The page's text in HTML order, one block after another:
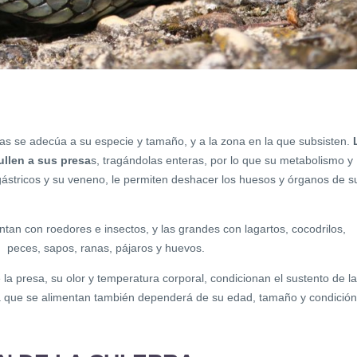
se adecúa a su especie y tamaño, y a la zona en la que subsisten.
a sus presas, tragándolas enteras, por lo que su metabolismo y
y su veneno, le permiten deshacer los huesos y órganos de
con roedores e insectos, y las grandes con lagartos, cocodrilos,
sapos, ranas, pájaros y huevos.
presa, su olor y temperatura corporal, condicionan el sustento de
se alimentan también dependerá de su edad, tamaño y condición